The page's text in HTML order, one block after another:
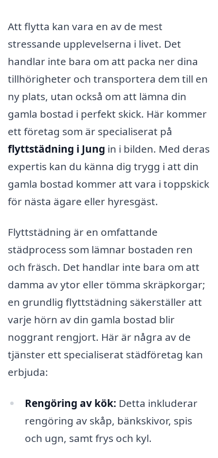
Att flytta kan vara en av de mest
stressande upplevelserna i livet. Det
handlar inte bara om att packa ner dina
tillhörigheter och transportera dem till en
ny plats, utan också om att lämna din
gamla bostad i perfekt skick. Här kommer
ett företag som är specialiserat på
flyttstädning i Jung in i bilden. Med deras
expertis kan du känna dig trygg i att din
gamla bostad kommer att vara i toppskick
för nästa ägare eller hyresgäst.
Flyttstädning är en omfattande
städprocess som lämnar bostaden ren
och fräsch. Det handlar inte bara om att
damma av ytor eller tömma skräpkorgar;
en grundlig flyttstädning säkerställer att
varje hörn av din gamla bostad blir
noggrant rengjort. Här är några av de
tjänster ett specialiserat städföretag kan
erbjuda:
Rengöring av kök: Detta inkluderar
rengöring av skåp, bänkskivor, spis
och ugn, samt frys och kyl.